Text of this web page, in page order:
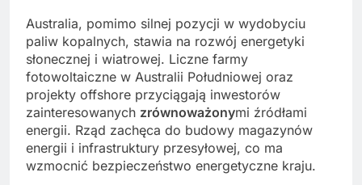
Australia, pomimo silnej pozycji w wydobyciu
paliw kopalnych, stawia na rozwój energetyki
słonecznej i wiatrowej. Liczne farmy
fotowoltaiczne w Australii Południowej oraz
projekty offshore przyciągają inwestorów
zainteresowanych zrównoważonymi źródłami
energii. Rząd zachęca do budowy magazynów
energii i infrastruktury przesyłowej, co ma
wzmocnić bezpieczeństwo energetyczne kraju.